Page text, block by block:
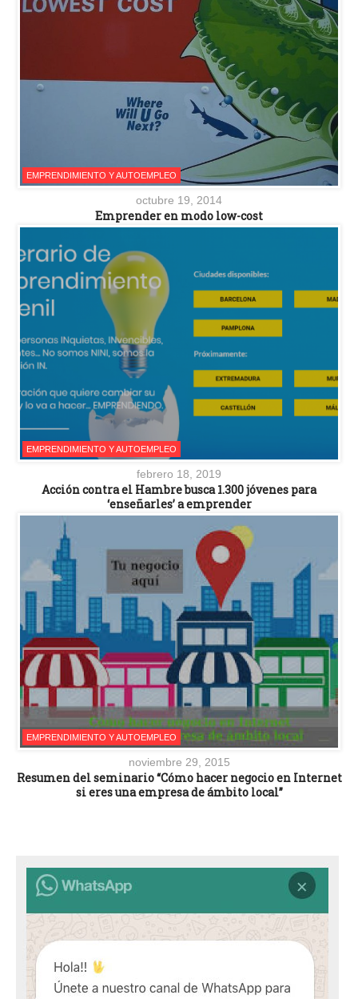
EMPRENDIMIENTO Y AUTOEMPLEO
octubre 19, 2014
Emprender en modo low-cost
EMPRENDIMIENTO Y AUTOEMPLEO
febrero 18, 2019
Acción contra el Hambre busca 1.300 jóvenes para
‘enseñarles’ a emprender
EMPRENDIMIENTO Y AUTOEMPLEO
noviembre 29, 2015
Resumen del seminario “Cómo hacer negocio en Internet
si eres una empresa de ámbito local”